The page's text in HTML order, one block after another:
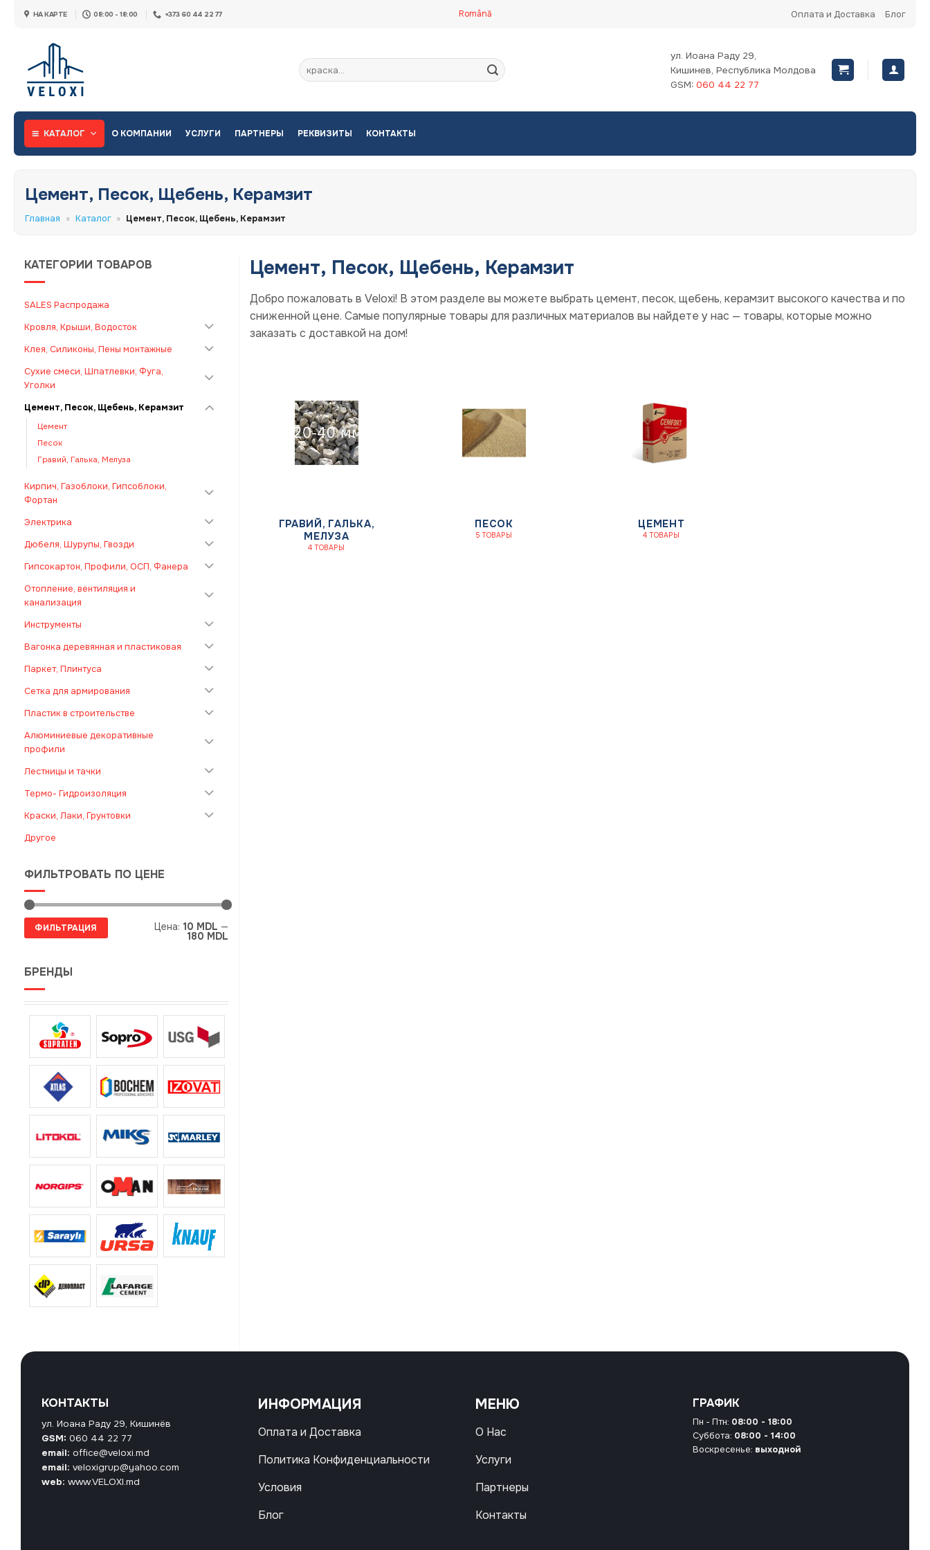
НА КАРТЕ 08:00 - 18:00 +373 60 44 22 77 Română Оплата и Доставка Блог
Искать:
ул. Иоана Раду 29,
Кишинев, Республика Молдова
GSM: 060 44 22 77
КАТАЛОГ О КОМПАНИИ УСЛУГИ ПАРТНЕРЫ РЕКВИЗИТЫ КОНТАКТЫ
Цемент, Песок, Щебень, Керамзит
Главная » Каталог » Цемент, Песок, Щебень, Керамзит
КАТЕГОРИИ ТОВАРОВ
SALES Распродажа
Кровля, Крыши, Водосток
Клея, Силиконы, Пены монтажные
Сухие смеси, Шпатлевки, Фуга,
Уголки
Цемент, Песок, Щебень, Керамзит
Цемент
Песок
Гравий, Галька, Мелуза
Кирпич, Газоблоки, Гипсоблоки,
Фортан
Электрика
Дюбеля, Шурупы, Гвозди
Гипсокартон, Профили, ОСП, Фанера
Отопление, вентиляция и
канализация
Инструменты
Вагонка деревянная и пластиковая
Паркет, Плинтуса
Сетка для армирования
Пластик в строительстве
Алюминиевые декоративные
профили
Лестницы и тачки
Термо- Гидроизоляция
Краски, Лаки, Грунтовки
Другое
ФИЛЬТРОВАТЬ ПО ЦЕНЕ
Минимальная
цена
Максимальная
цена
ФИЛЬТРАЦИЯ Цена: 10 MDL —
180 MDL
БРЕНДЫ
Цемент, Песок, Щебень, Керамзит
Добро пожаловать в Veloxi! В этом разделе вы можете выбрать цемент, песок, щебень, керамзит высокого качества и по
сниженной цене. Самые популярные товары для различных материалов вы найдете у нас — товары, которые можно
заказать с доставкой на дом!
ГРАВИЙ, ГАЛЬКА,
МЕЛУЗА
4 ТОВАРЫ
ПЕСОК
5 ТОВАРЫ
ЦЕМЕНТ
4 ТОВАРЫ
КОНТАКТЫ
ул. Иоана Раду 29, Кишинёв
GSM: 060 44 22 77
email: office@veloxi.md
email: veloxigrup@yahoo.com
web: www.VELOXI.md
ИНФОРМАЦИЯ
Оплата и Доставка
Политика Конфиденциальности
Условия
Блог
МЕНЮ
О Нас
Услуги
Партнеры
Контакты
ГРАФИК
Пн - Птн: 08:00 - 18:00
Суббота: 08:00 - 14:00
Воскресенье: выходной